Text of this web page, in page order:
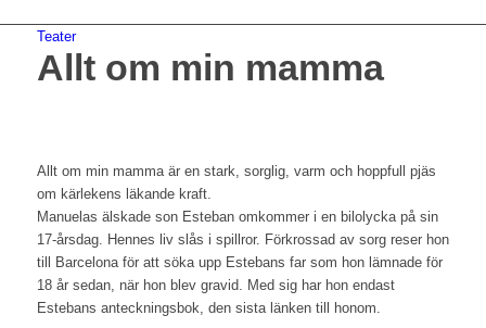
Teater
Allt om min mamma
Allt om min mamma är en stark, sorglig, varm och hoppfull pjäs
om kärlekens läkande kraft.
Manuelas älskade son Esteban omkommer i en bilolycka på sin
17-årsdag. Hennes liv slås i spillror. Förkrossad av sorg reser hon
till Barcelona för att söka upp Estebans far som hon lämnade för
18 år sedan, när hon blev gravid. Med sig har hon endast
Estebans anteckningsbok, den sista länken till honom.